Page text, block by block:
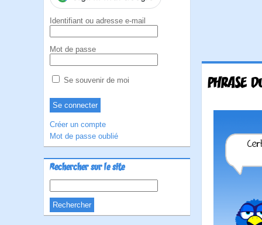
Identifiant ou adresse e-mail
Mot de passe
Se souvenir de moi
Créer un compte
Mot de passe oublié
Rechercher sur le site
PHRASE